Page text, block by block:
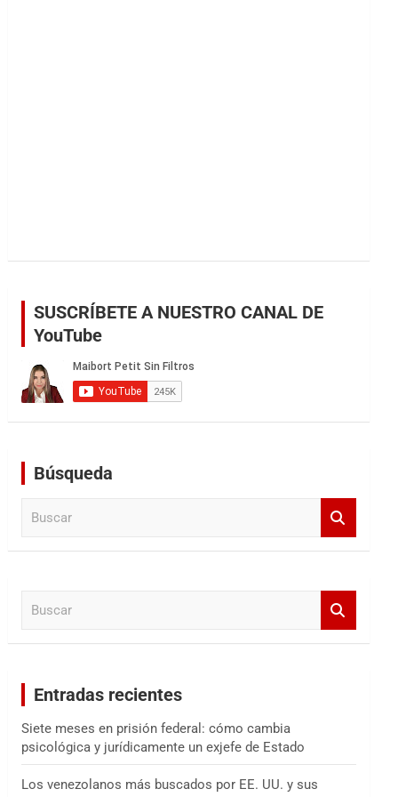
SUSCRÍBETE A NUESTRO CANAL DE
YouTube
Búsqueda
Entradas recientes
Siete meses en prisión federal: cómo cambia
psicológica y jurídicamente un exjefe de Estado
Los venezolanos más buscados por EE. UU. y sus